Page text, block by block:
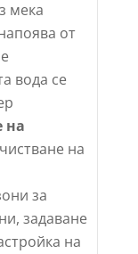
мека
от
вода се
на
на
за
задаване
на